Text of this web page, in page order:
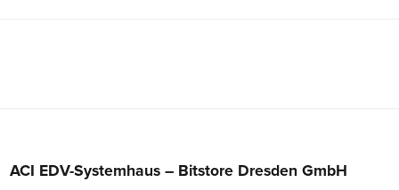
ACI EDV-Systemhaus – Bitstore Dresden GmbH